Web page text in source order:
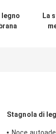
legno
La
Stagnola di